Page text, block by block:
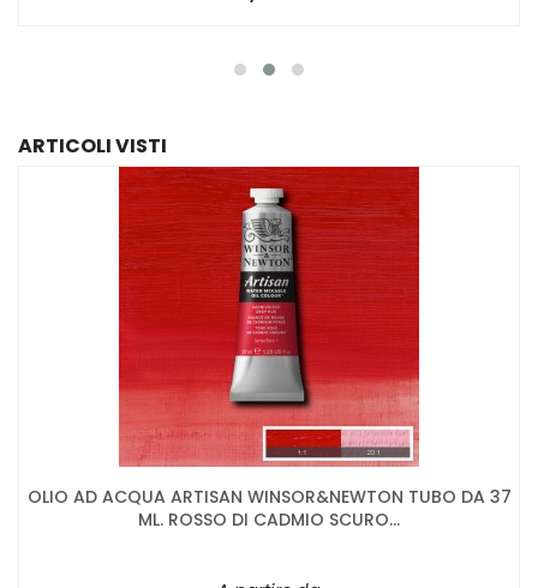
ARTICOLI VISTI
OLIO AD ACQUA ARTISAN WINSOR&NEWTON TUBO DA 37
ML. ROSSO DI CADMIO SCURO...